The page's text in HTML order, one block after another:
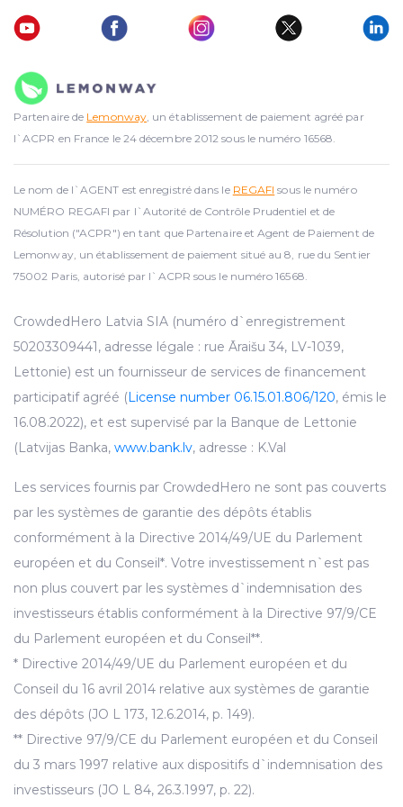
Partenaire de Lemonway, un établissement de paiement agréé par
l`ACPR en France le 24 décembre 2012 sous le numéro 16568.
Le nom de l`AGENT est enregistré dans le REGAFI sous le numéro
NUMÉRO REGAFI par l`Autorité de Contrôle Prudentiel et de
Résolution ("ACPR") en tant que Partenaire et Agent de Paiement de
Lemonway, un établissement de paiement situé au 8, rue du Sentier
75002 Paris, autorisé par l`ACPR sous le numéro 16568.
CrowdedHero Latvia SIA (numéro d`enregistrement
50203309441, adresse légale : rue Āraišu 34, LV-1039,
Lettonie) est un fournisseur de services de financement
participatif agréé (License number 06.15.01.806/120, émis le
16.08.2022), et est supervisé par la Banque de Lettonie
(Latvijas Banka, www.bank.lv, adresse : K.Val
Les services fournis par CrowdedHero ne sont pas couverts
par les systèmes de garantie des dépôts établis
conformément à la Directive 2014/49/UE du Parlement
européen et du Conseil*. Votre investissement n`est pas
non plus couvert par les systèmes d`indemnisation des
investisseurs établis conformément à la Directive 97/9/CE
du Parlement européen et du Conseil**.
* Directive 2014/49/UE du Parlement européen et du
Conseil du 16 avril 2014 relative aux systèmes de garantie
des dépôts (JO L 173, 12.6.2014, p. 149).
** Directive 97/9/CE du Parlement européen et du Conseil
du 3 mars 1997 relative aux dispositifs d`indemnisation des
investisseurs (JO L 84, 26.3.1997, p. 22).